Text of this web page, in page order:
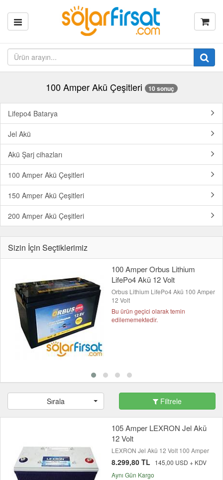
100 Amper Akü Çeşitleri 10 sonuç
Lifepo4 Batarya
Jel Akü
Akü Şarj cihazları
100 Amper Akü Çeşitleri
150 Amper Akü Çeşitleri
200 Amper Akü Çeşitleri
Sizin İçin Seçtiklerimiz
100 Amper Orbus Lithium
LifePo4 Akü 12 Volt
Orbus Lithium LifePo4 Akü 100 Amper
12 Volt
Bu ürün geçici olarak temin
edilememektedir.
Sırala Filtrele
105 Amper LEXRON Jel Akü
12 Volt
LEXRON Jel Akü 12 Volt 100 Amper
8.299,80 TL
145,00 USD + KDV
Aynı Gün Kargo